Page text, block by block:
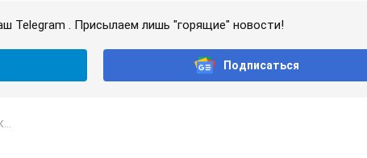
Telegram . Присылаем лишь "горящие" новости!
Подписаться